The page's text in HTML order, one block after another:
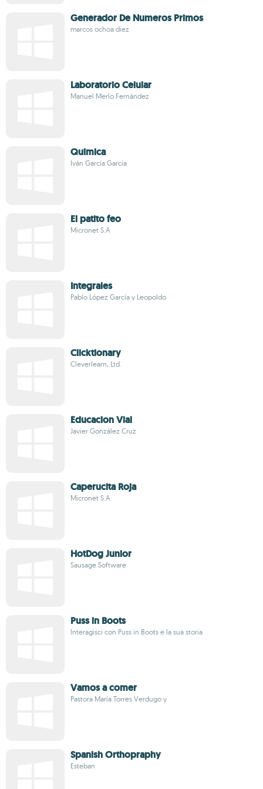
Generador De Numeros Primos
marcos ochoa diez
Laboratorio Celular
Manuel Merlo Fernández
Quimica
Iván García García
El patito feo
Micronet S.A
Integrales
Pablo López García y Leopoldo
Clicktionary
Cleverlearn, Ltd.
Educacion Vial
Javier González Cruz
Caperucita Roja
Micronet S.A
HotDog Junior
Sausage Software
Puss in Boots
Interagisci con Puss in Boots e la sua storia
Vamos a comer
Pastora María Torres Verdugo y
Spanish Orthopraphy
Esteban